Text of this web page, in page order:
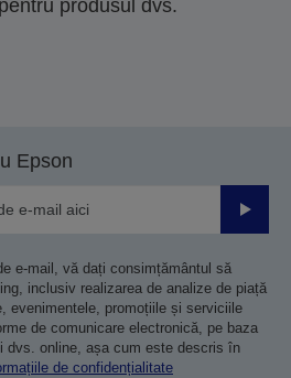
produsul dvs.
Epson
e-mail, vă dați consimțământul să
inclusiv realizarea de analize de piață
evenimentele, promoțiile și serviciile
de comunicare electronică, pe baza
dvs. online, așa cum este descris în
de confidențialitate